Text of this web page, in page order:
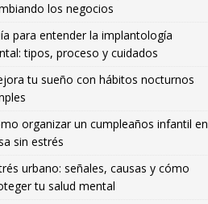
los negocios
para entender la implantología
tipos, proceso y cuidados
tu sueño con hábitos nocturnos
organizar un cumpleaños infantil en
sin estrés
urbano: señales, causas y cómo
tu salud mental